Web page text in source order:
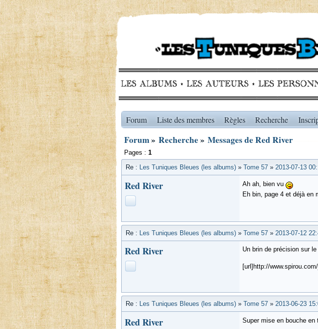
Forum Liste des membres Règles Recherche
Forum» Recherche» Messages de Red River
Pages : 1
Re : Les Tuniques Bleues (les albums) » Tome 57 » 2013-07-13
Red River
Ah ah, bien vu
Eh bin, page 4 et déjà en
Re : Les Tuniques Bleues (les albums) » Tome 57 » 2013-07-12
Red River Un brin de précision sur
[url]http://
Re : Les Tuniques Bleues (les albums) » Tome 57 » 2013-06-23
Red River Super mise en bouche en